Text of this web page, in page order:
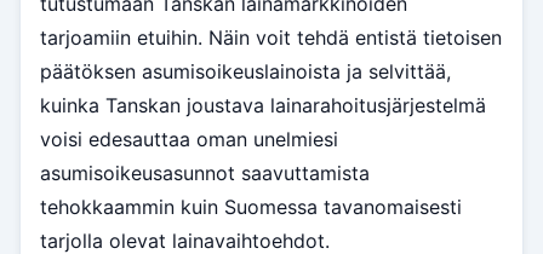
tarjoamiin etuihin. Näin voit tehdä entistä tietoisen
päätöksen asumisoikeuslainoista ja selvittää,
kuinka Tanskan joustava lainarahoitusjärjestelmä
voisi edesauttaa oman unelmiesi
asumisoikeusasunnot saavuttamista
tehokkaammin kuin Suomessa tavanomaisesti
tarjolla olevat lainavaihtoehdot.